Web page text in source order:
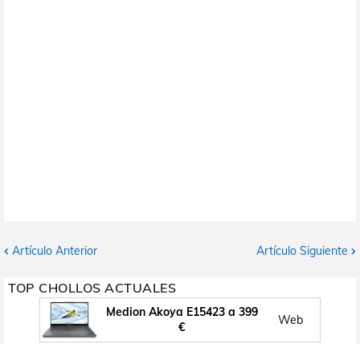
Artículo Anterior Artículo Siguiente
TOP CHOLLOS ACTUALES
Medion Akoya E15423 a 399
€
Web